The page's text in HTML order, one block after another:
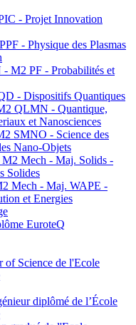
- Projet Innovation
- Physique des Plasmas
M2 PF - Probabilités et
- Dispositifs Quantiques
QLMN - Quantique,
et Nanosciences
SMNO - Science des
Nano-Objets
Mech - Maj. Solids -
Solides
Mech - Maj. WAPE -
et Energies
EuroteQ
of Science de l'Ecole
diplômé de l’École